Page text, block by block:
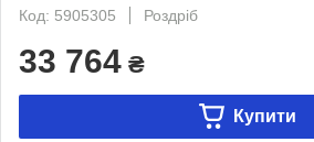
Код: 5905305
Роздріб
33 764 ₴
Купити